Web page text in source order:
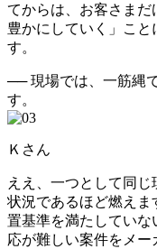
てからは、お客さま
豊かにしていく」こと
す。
── 現場では、一筋縄
す。
Ｋさん
ええ、一つとして同
状況であるほど燃え
置基準を満たしてい
応が難しい案件をメー